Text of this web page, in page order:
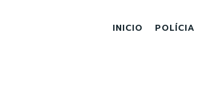
INICIO POLÍCIA